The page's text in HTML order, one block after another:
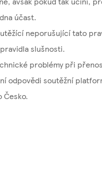
účast.
neporušující tato
slušnosti.
problémy při
odpovědi soutěžní
Česko.